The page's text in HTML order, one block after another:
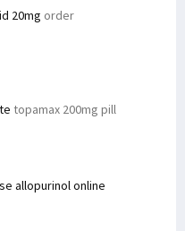
20mg order
topamax 200mg pill
allopurinol online